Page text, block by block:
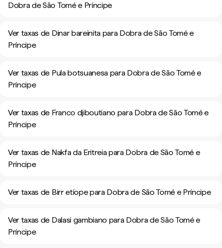
Dobra de São Tomé e Príncipe
Ver taxas de Dinar bareinita para Dobra de São Tomé e
Príncipe
Ver taxas de Pula botsuanesa para Dobra de São Tomé e
Príncipe
Ver taxas de Franco djiboutiano para Dobra de São Tomé e
Príncipe
Ver taxas de Nakfa da Eritreia para Dobra de São Tomé e
Príncipe
Ver taxas de Birr etíope para Dobra de São Tomé e Príncipe
Ver taxas de Dalasi gambiano para Dobra de São Tomé e
Príncipe